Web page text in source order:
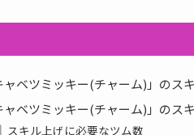
ャベツミッキー(チャーム)」のス
ャベツミッキー(チャーム)」のス
スキル上げに必要なツム数